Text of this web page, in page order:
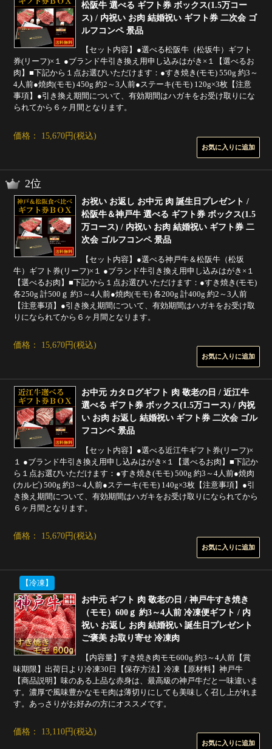
松阪牛 選べる ギフト券 ボックス(1.5万コー
ス) / 内祝い お肉 結婚祝い ギフト券 二次会 ゴ
ルフコンペ 景品
【セット内容】●選べる松阪牛（松坂牛）ギフト
券(リーフ)×１ ●ブランド牛引き換え用申し込みはがき×１【選べるお
肉】■下記から１点お選びいただけます：●すき焼き(モモ) 550g 約3～
4人前●焼肉(モモ) 450g 約2～3人前●ステーキ(モモ) 120g×3枚【注意
事項】●引き換え期間について、有効期間はハガキをお受け取りにな
られてから６ヶ月間となります。
価格： 15,670円(税込)
2位
お祝い お返し お中元 肉 誕生日プレゼント /
松阪牛＆神戸牛 選べる ギフト券 ボックス(1.5
万コース) / 内祝い お肉 結婚祝い ギフト券 二
次会 ゴルフコンペ 景品
【セット内容】●選べる神戸牛＆松阪牛（松坂
牛）ギフト券(リーフ)×１ ●ブランド牛引き換え用申し込みはがき×１
【選べるお肉】■下記から１点お選びいただけます：●すき焼き(モモ)
各250g 計500ｇ 約3～4人前●焼肉(モモ) 各200g 計400g 約2～3人前
【注意事項】●引き換え期間について、有効期間はハガキをお受け取
りになられてから６ヶ月間となります。
価格： 15,670円(税込)
お中元 カタログギフト 肉 敬老の日 / 近江牛
選べる ギフト券 ボックス(1.5万コース) / 内祝
い お肉 お返し 結婚祝い ギフト券 二次会 ゴル
フコンペ 景品
【セット内容】●選べる近江牛ギフト券(リーフ)×
１ ●ブランド牛引き換え用申し込みはがき×１【選べるお肉】■下記か
ら１点お選びいただけます：●すき焼き(モモ) 500g 約3～4人前●焼肉
(カルビ) 500g 約3～4人前●ステーキ(モモ) 140g×3枚【注意事項】●引
き換え期間について、有効期間はハガキをお受け取りになられてから
６ヶ月間となります。
価格： 15,670円(税込)
【冷凍】
お中元 ギフト 肉 敬老の日 / 神戸牛すき焼き
（モモ）600ｇ 約3～4人前 冷凍便ギフト / 内
祝い お返し お肉 結婚祝い 誕生日プレゼント
ご褒美 お取り寄せ 冷凍肉
【内容量】すき焼き肉モモ600g 約3～4人前【賞
味期限】出荷日より冷凍30日【保存方法】冷凍【原材料】神戸牛
【商品説明】味のある上品な赤身は、最高級の神戸牛だと一味違いま
す。濃厚で風味豊かなモモ肉は薄切りにしても美味しく召し上がれま
す。あっさりがお好みの方にオススメです。
価格： 13,110円(税込)